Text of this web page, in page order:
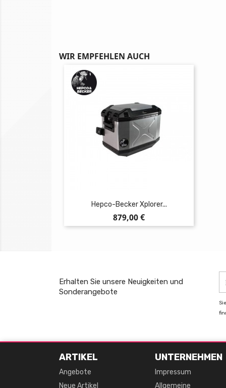
WIR EMPFEHLEN AUCH
Hepco-Becker Xplorer...
Preis
879,00 €
Erhalten Sie unsere Neuigkeiten und
Sonderangebote
ARTIKEL
Angebote
Neue Artikel
UNTERNEHMEN
Impressum
Allgemeine